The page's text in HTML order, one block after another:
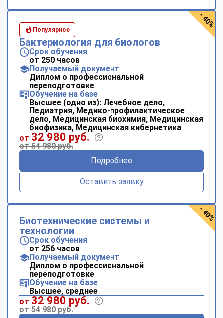
Популярное
Бактериология для биологов
Срок обучения
от 250 часов
Получаемый документ
Диплом о профессиональной
переподготовке
Обучение на базе
Высшее (одно из): Лечебное дело,
Педиатрия, Медико-профилактическое
дело, Медицинская биохимия, Медицинская
биофизика, Медицинская кибернетика
от 32 980 руб.
от 54 980 руб.
Подробнее
Оставить заявку
- 40%
Биотехнические системы и
технологии
Срок обучения
от 256 часов
Получаемый документ
Диплом о профессиональной
переподготовке
Обучение на базе
Высшее, среднее
от 32 980 руб.
от 54 980 руб.
- 40%